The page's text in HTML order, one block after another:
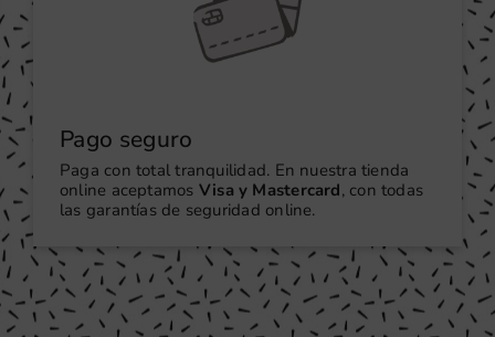
Pago seguro
Paga con total tranquilidad. En nuestra tienda
online aceptamos Visa y Mastercard, con todas
las garantías de seguridad online.